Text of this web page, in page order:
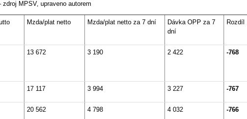
zdroj MPSV, upraveno autorem
Mzda/plat netto Mzda/plat netto za 7 dní
Dávka OPP za 7
dní
Rozdíl
13 672 3 190 2 422 -768
17 117 3 994 3 227 -767
20 562 4 798 4 032 -766